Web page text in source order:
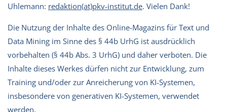
Uhlemann: redaktion(at)pkv-institut.de. Vielen Dank!
Die Nutzung der Inhalte des Online-Magazins für Text und
Data Mining im Sinne des § 44b UrhG ist ausdrücklich
vorbehalten (§ 44b Abs. 3 UrhG) und daher verboten. Die
Inhalte dieses Werkes dürfen nicht zur Entwicklung, zum
Training und/oder zur Anreicherung von KI-Systemen,
insbesondere von generativen KI-Systemen, verwendet
werden.